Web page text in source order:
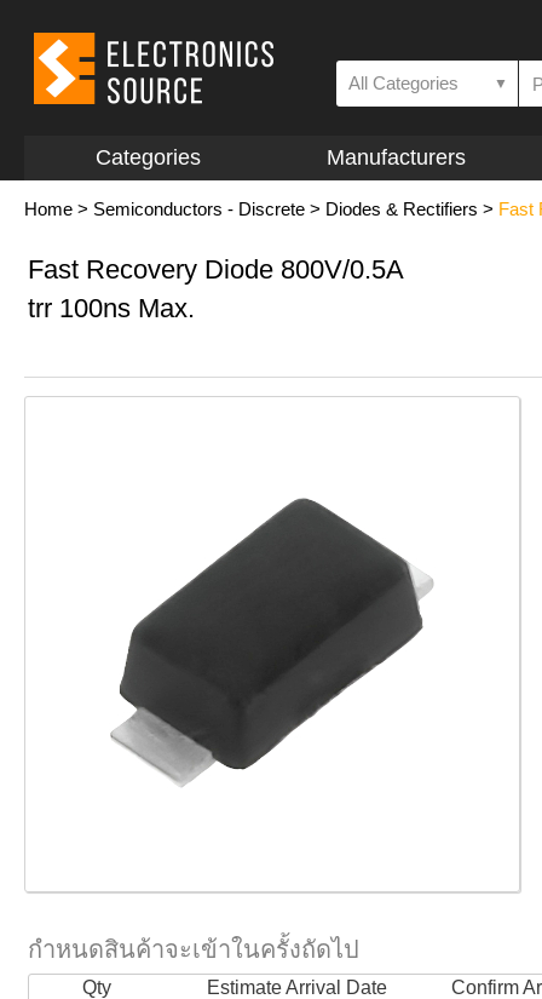
All Categories ▼
Categories Manufacturers
Home > Semiconductors - Discrete > Diodes & Rectifiers > Fast
Fast Recovery Diode 800V/0.5A
trr 100ns Max.
กำหนดสินค้าจะเข้าในครั้งถัดไป
Qty Estimate Arrival Date
Confirm